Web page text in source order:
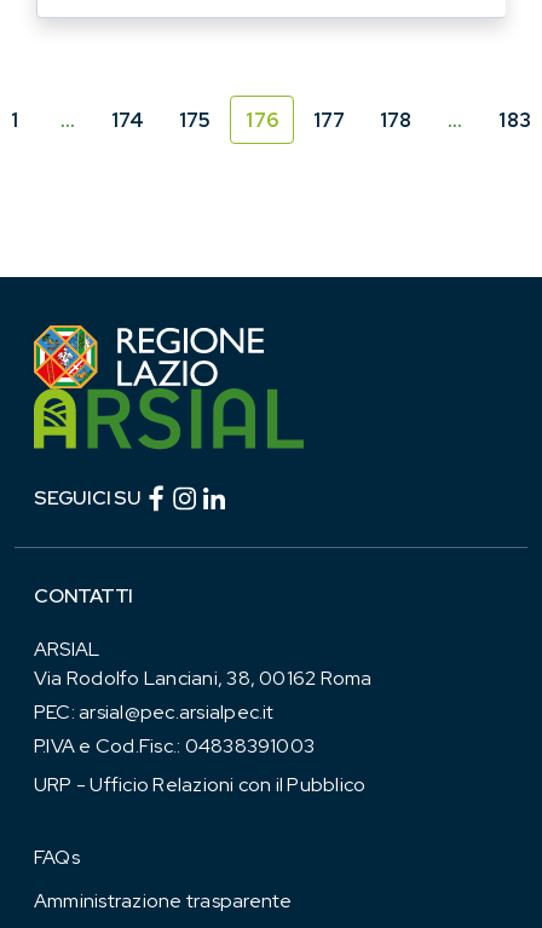
precedente
1 … 174 175 176 177 178 … 183
SEGUICI SU Facebook (link esterno)
Instagram (link esterno)
CONTATTI
ARSIAL
Via Rodolfo Lanciani, 38, 00162 Roma
PEC:arsial@pec.arsialpec.it
P.IVA e Cod.Fisc.: 04838391003
URP - Ufficio Relazioni con il Pubblico
FAQs
Amministrazione trasparente